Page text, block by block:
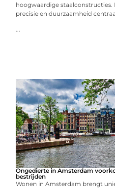
hoogwaardige staalconstructies.
precisie en duurzaamheid
...
Ongedierte in Amsterdam
bestrijden
Wonen in Amsterdam brengt